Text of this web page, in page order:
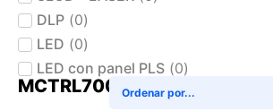
DLP (0)
LED (0)
LED con panel PLS (0)
MCTRL700